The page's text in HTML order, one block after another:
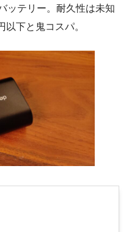
ッテリー。耐久性は未知
下と鬼コスパ。